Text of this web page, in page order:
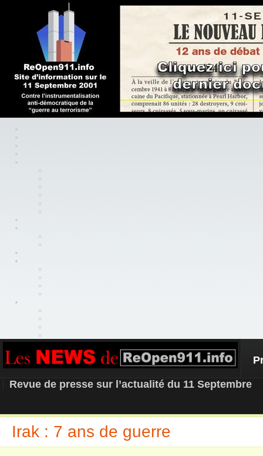
REOPEN911 – NEWS
Revue de presse sur l’actualité du 11 Septembre
Irak : 7 ans de guerre